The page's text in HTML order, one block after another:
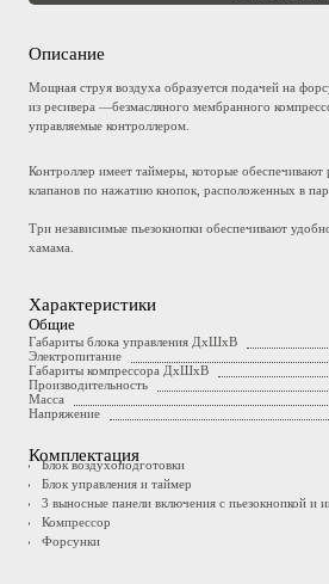
Описание
Мощная струя воздуха образуется подачей на
из ресивера —безмасляного мембранного
управляемые контроллером.
Контроллер имеет таймеры, которые обеспечивают
клапанов по нажатию кнопок, расположенных в
Три независимые пьезокнопки обеспечивают
хамама.
Характеристики
Общие
Габариты блока управления ДхШхВ
Электропитание
Габариты компрессора ДхШхВ
Производительность
Масса
Напряжение
Комплектация
Блок воздухоподготовки
Блок управления и таймер
3 выносные панели включения с пьезокнопкой и
Компрессор
Форсунки